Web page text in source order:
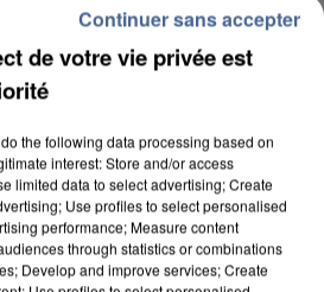
FRANCE LANCE UN ÉLAN
LES...
de votre vie privée est
do the following data processing based on
interest: Store and/or access
limited data to select advertising; Create
Use profiles to select personalised
performance; Measure content
through statistics or combinations
Develop and improve services; Create
Continuer sans accepter